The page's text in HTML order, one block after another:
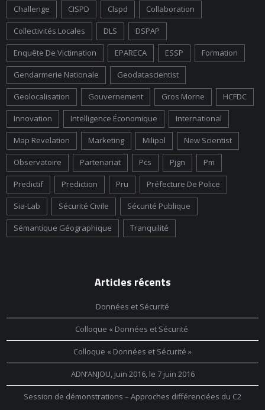
Challenge CISPD Clspd Collaboration
Collectivités Locales DLS DSPAP
Enquête De Victimation EPARECA ESSP Formation
Gendarmerie Nationale Geodatascientist
Geolocalisation Gouvernement Gros Morne HCFDC
Innovation Intelligence Économique International
Map Revelation Marketing Milipol New Scientist
Observatoire Partenariat Pcs Pjgn Pm
Predictif Prediction Pru Préfecture De Police
Sia-Lab Sécurité Civile Sécurité Publique
Sémantique Géographique Tranquilité
Articles récents
Données et Sécurité
Colloque « Données et Sécurité
Colloque « Données et Sécurité »
ADN’ANJOU, juin 2016, le 7 juin 2016
Session de démonstrations – Approches différenciées du C2